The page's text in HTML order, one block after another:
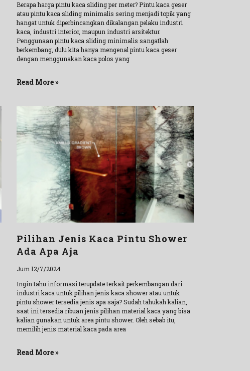
Berapa harga pintu kaca sliding per meter? Pintu kaca geser
atau pintu kaca sliding minimalis sering menjadi topik yang
hangat untuk diperbincangkan dikalangan pelaku industri
kaca, industri interior, maupun industri arsitektur.
Penggunaan pintu kaca sliding minimalis sangatlah
berkembang, dulu kita hanya mengenal pintu kaca geser
dengan menggunakan kaca polos yang
Read More »
Pilihan Jenis Kaca Pintu Shower
Ada Apa Aja
Jum 12/7/2024
Ingin tahu informasi terupdate terkait perkembangan dari
industri kaca untuk pilihan jenis kaca shower atau untuk
pintu shower tersedia jenis apa saja? Sudah tahukah kalian,
saat ini tersedia ribuan jenis pilihan material kaca yang bisa
kalian gunakan untuk area pintu shower. Oleh sebab itu,
memilih jenis material kaca pada area
Read More »